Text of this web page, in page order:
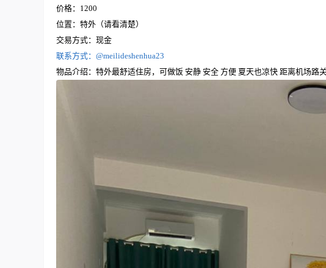
价格：1200
位置：特外（请看清楚）
交易方式：现金
联系方式：@meilideshenhua23
物品介绍：特外最舒适住房，可做饭 安静 安全 方便 夏天也凉快 距离机场路